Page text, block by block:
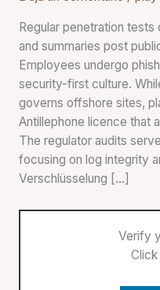
Regular penetration
and summaries post
Employees undergo
security-first culture.
governs offshore sites,
Antillephone licence that
The regulator audits
focusing on log integrity
Verschlüsselung […]
Verify
drehen